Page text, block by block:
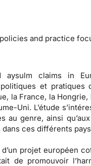
and practice
aysulm claims in
et pratiques
la France, la Hongrie,
Uni. L’étude
au genre, ainsi
ces différents
projet européen
de promouvoir